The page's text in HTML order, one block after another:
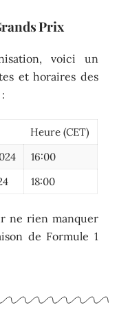
Prix
voici un
et horaires des
Heure (CET)
16:00
18:00
ne rien manquer
de Formule 1